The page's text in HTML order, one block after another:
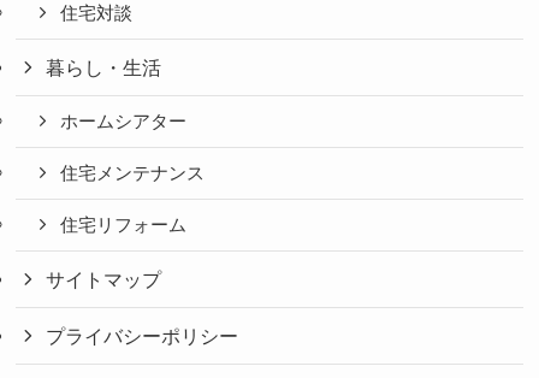
住宅対談
暮らし・生活
ホームシアター
住宅メンテナンス
住宅リフォーム
サイトマップ
プライバシーポリシー